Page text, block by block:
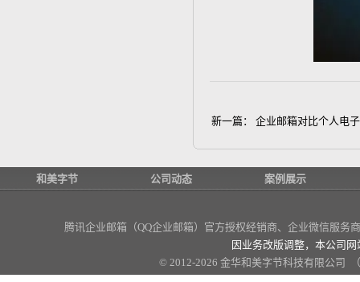
新一篇： 企业邮箱对比个人电
和美字节 公司动态 案例展示
腾讯企业邮箱（QQ企业邮箱）官方授权经销商、企业微信服务
因业务改版调整，本公司
© 2012-2026 金华和美字节科技有限公司